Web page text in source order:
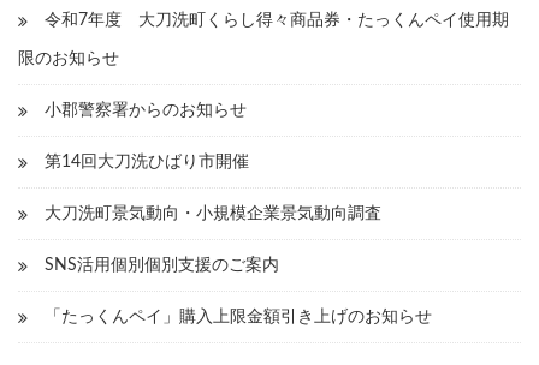
令和7年度 大刀洗町くらし得々商品券・たっくんペイ使用期
限のお知らせ
小郡警察署からのお知らせ
第14回大刀洗ひばり市開催
大刀洗町景気動向・小規模企業景気動向調査
SNS活用個別個別支援のご案内
「たっくんペイ」購入上限金額引き上げのお知らせ